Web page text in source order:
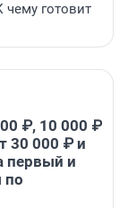
чему готовит
₽, 10 000 ₽
30 000 ₽ и
первый и
по